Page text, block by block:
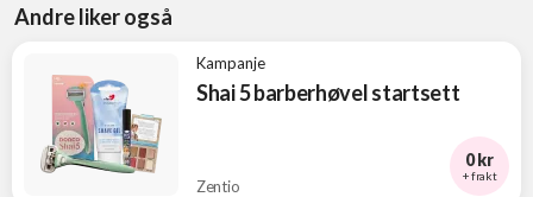
Andre liker også
Kampanje
Shai 5 barberhøvel startsett
Zentio
0 kr
+ frakt